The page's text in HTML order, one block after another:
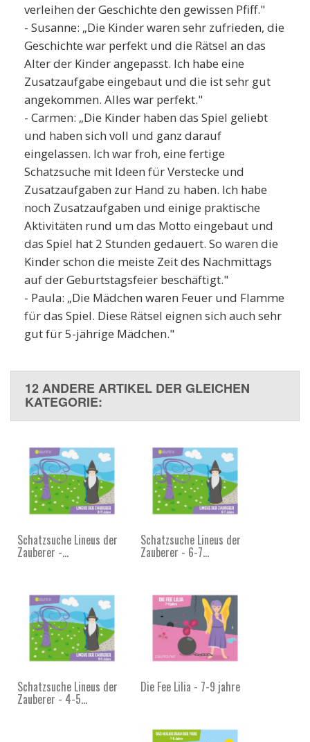
verleihen der Geschichte den gewissen Pfiff."
- Susanne: „Die Kinder waren sehr zufrieden, die
Geschichte war perfekt und die Rätsel an das
Alter der Kinder angepasst. Ich habe eine
Zusatzaufgabe eingebaut und die ist sehr gut
angekommen. Alles war perfekt."
- Carmen: „Die Kinder haben das Spiel geliebt
und haben sich voll und ganz darauf
eingelassen. Ich war froh, eine fertige
Schatzsuche mit Ideen für Verstecke und
Zusatzaufgaben zur Hand zu haben. Ich habe
noch Zusatzaufgaben und einige praktische
Aktivitäten rund um das Motto eingebaut und
das Spiel hat 2 Stunden gedauert. So waren die
Kinder schon die meiste Zeit des Nachmittags
auf der Geburtstagsfeier beschäftigt."
- Paula: „Die Mädchen waren Feuer und Flamme
für das Spiel. Diese Rätsel eignen sich auch sehr
gut für 5-jährige Mädchen."
12 ANDERE ARTIKEL DER GLEICHEN
KATEGORIE:
Schatzsuche Lineus der
Zauberer -...
Schatzsuche Lineus der
Zauberer - 6-7...
Schatzsuche Lineus der
Zauberer - 4-5...
Die Fee Lilia - 7-9 jahre